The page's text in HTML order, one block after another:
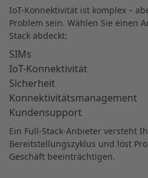
IoT-Konnektivität ist komplex –
Problem sein. Wählen Sie einen
Stack abdeckt:
SIMs
IoT-Konnektivität
Sicherheit
Konnektivitätsmanagement
Kundensupport
Ein Full-Stack-Anbieter versteht
Bereitstellungszyklus und löst
Geschäft beeinträchtigen.